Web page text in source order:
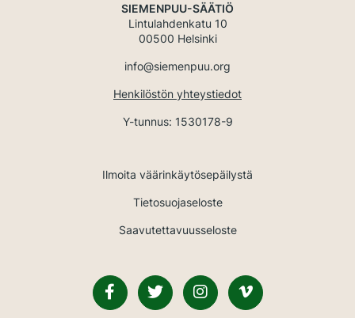
SIEMENPUU-SÄÄTIÖ
Lintulahdenkatu 10
00500 Helsinki
info@siemenpuu.org
Henkilöstön yhteystiedot
Y-tunnus: 1530178-9
Ilmoita väärinkäytösepäilystä
Tietosuojaseloste
Saavutettavuusseloste
FacebookTwitter InstagramVimeo